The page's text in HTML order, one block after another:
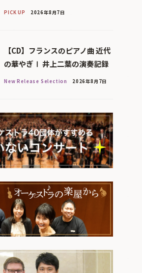
PICK UP 2026年8月7日
【CD】フランスのピアノ曲 近代
の華やぎⅠ 井上二葉の演奏記録
New Release Selection 2026年8月7日